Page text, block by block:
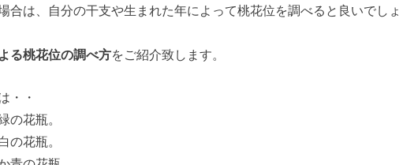
合は、自分の干支や生まれた年によって桃花位を調べると良いでしょ
る桃花位の調べ方をご紹介致します。
・・
の花瓶。
の花瓶。